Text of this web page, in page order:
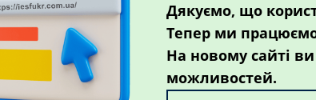
Дякуємо, що
Тепер ми
На новому сайті
можливостей.